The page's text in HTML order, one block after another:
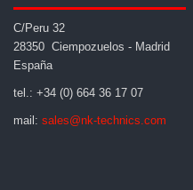
C/Peru 32
28350 Ciempozuelos - Madrid
España
tel.: +34 (0) 664 36 17 07
mail: sales@nk-technics.com